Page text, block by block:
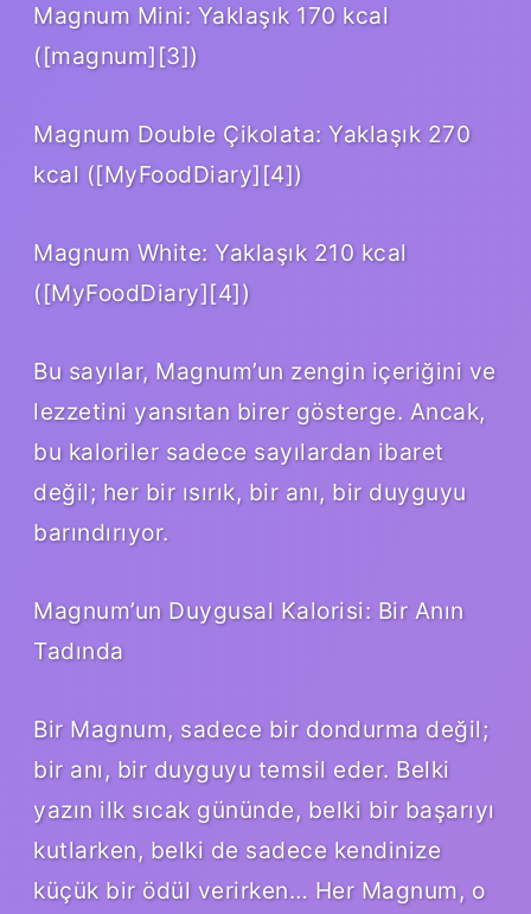
Magnum Mini: Yaklaşık 170 kcal
([magnum][3])
Magnum Double Çikolata: Yaklaşık 270
kcal ([MyFoodDiary][4])
Magnum White: Yaklaşık 210 kcal
([MyFoodDiary][4])
Bu sayılar, Magnum’un zengin içeriğini ve
lezzetini yansıtan birer gösterge. Ancak,
bu kaloriler sadece sayılardan ibaret
değil; her bir ısırık, bir anı, bir duyguyu
barındırıyor.
Magnum’un Duygusal Kalorisi: Bir Anın
Tadında
Bir Magnum, sadece bir dondurma değil;
bir anı, bir duyguyu temsil eder. Belki
yazın ilk sıcak gününde, belki bir başarıyı
kutlarken, belki de sadece kendinize
küçük bir ödül verirken… Her Magnum, o